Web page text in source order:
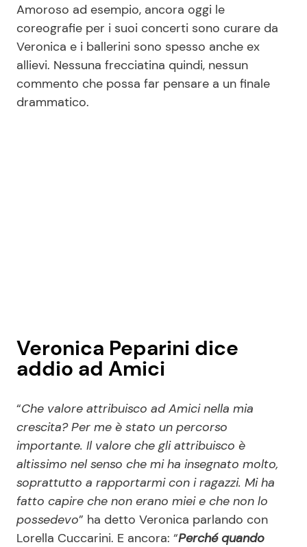
Seguici
Info
Amoroso ad esempio, ancora oggi le
coreografie per i suoi concerti sono curare da
Veronica e i ballerini sono spesso anche ex
allievi. Nessuna frecciatina quindi, nessun
commento che possa far pensare a un finale
drammatico.
Veronica Peparini dice
addio ad Amici
“Che valore attribuisco ad Amici nella mia
crescita? Per me è stato un percorso
importante. Il valore che gli attribuisco è
altissimo nel senso che mi ha insegnato molto,
soprattutto a rapportarmi con i ragazzi. Mi ha
fatto capire che non erano miei e che non lo
possedevo” ha detto Veronica parlando con
Lorella Cuccarini. E ancora: “Perché quando